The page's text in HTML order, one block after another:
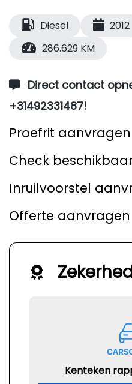
Diesel 2012
286.629 KM
Direct contact
+31492331487!
Proefrit aanvragen
Check
Inruilvoorstel
Offerte aanvragen
Kenteken